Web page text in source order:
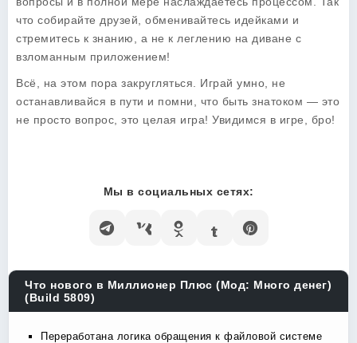
что собирайте друзей, обменивайтесь идейками и
стремитесь к знанию, а не к леглению на диване с
взломанным приложением!
Всё, на этом пора закругляться. Играй умно, не
останавливайся в пути и помни, что быть знатоком — это
не просто вопрос, это целая игра! Увидимся в игре, бро!
Мы в социальных сетях:
Что нового в Миллионер Плюс (Мод: Много денег)
(Build 5809)
Переработана логика обращения к файловой системе